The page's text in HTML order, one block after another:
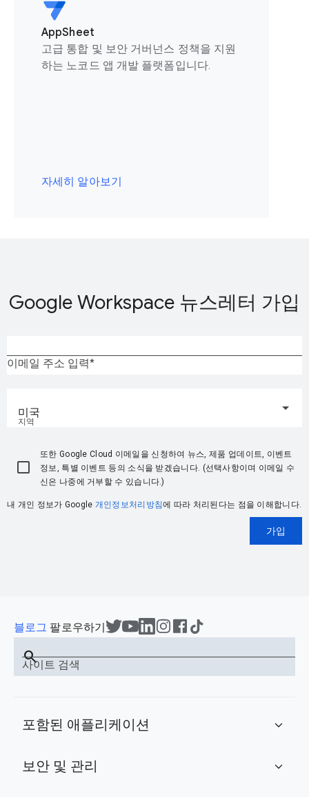
AppSheet
고급 통합 및 보안 거버넌스 정책을 지원
하는 노코드 앱 개발 플랫폼입니다.
자세히 알아보기
Google Workspace 뉴스레터 가입
이메일 주소 입력
지역
미국
또한 Google Cloud 이메일을 신청하여 뉴스, 제품 업데이트, 이벤트
정보, 특별 이벤트 등의 소식을 받겠습니다. (선택사항이며 이메일 수
신은 나중에 거부할 수 있습니다.)
내 개인 정보가 Google 개인정보처리방침에 따라 처리된다는 점을 이해합니다.
가입
블로그 팔로우하기
사이트 검색
search
포함된 애플리케이션 expand_more
보안 및 관리 expand_more